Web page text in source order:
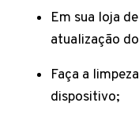
Em sua loja
atualização
Faça a
dispositivo;